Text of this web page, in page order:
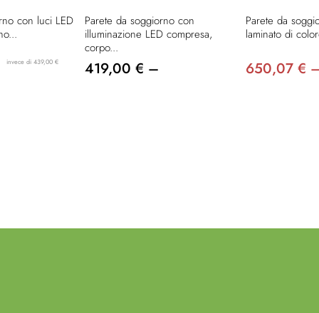
con luci LED
invece di 439,00 €
Parete da soggiorno con
illuminazione LED compresa,
corpo...
419,00 € –
Parete da
laminato di
650,07 €